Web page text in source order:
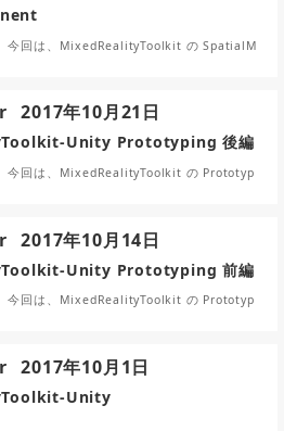
今回は、MixedRealityToolkit の SpatialM
Unity Prototyping 後編
今回は、MixedRealityToolkit の Prototyp
2017年10月21日
Unity Prototyping 前編
今回は、MixedRealityToolkit の Prototyp
2017年10月14日
Unity
2017年10月1日